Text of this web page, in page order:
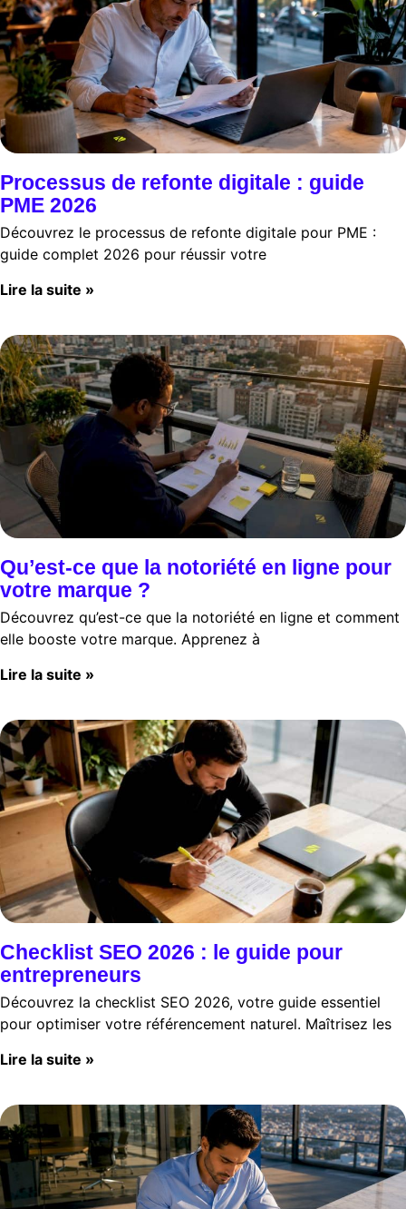
Processus de refonte digitale : guide
PME 2026
Découvrez le processus de refonte digitale pour PME :
guide complet 2026 pour réussir votre
Lire la suite »
Qu’est-ce que la notoriété en ligne pour
votre marque ?
Découvrez qu’est-ce que la notoriété en ligne et comment
elle booste votre marque. Apprenez à
Lire la suite »
Checklist SEO 2026 : le guide pour
entrepreneurs
Découvrez la checklist SEO 2026, votre guide essentiel
pour optimiser votre référencement naturel. Maîtrisez les
Lire la suite »